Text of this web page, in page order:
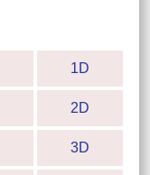
1D
2D
3D